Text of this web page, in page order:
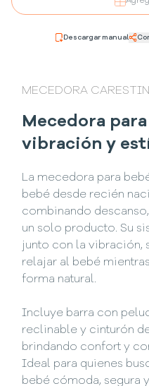
Descargar manual
MECEDORA
Mecedora
vibración y
La mecedora para
bebé desde recién
combinando
un solo producto. Su
junto con la vibración,
relajar al bebé
forma natural.
Incluye barra con
reclinable y cinturón
brindando confort y
Ideal para quienes
bebé cómoda, segura